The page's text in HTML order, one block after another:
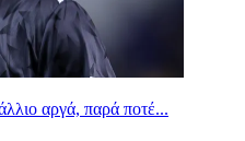
αργά, παρά ποτέ...